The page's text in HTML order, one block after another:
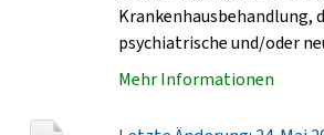
Krankenhausbehandlung,
psychiatrische und/oder
Mehr Informationen